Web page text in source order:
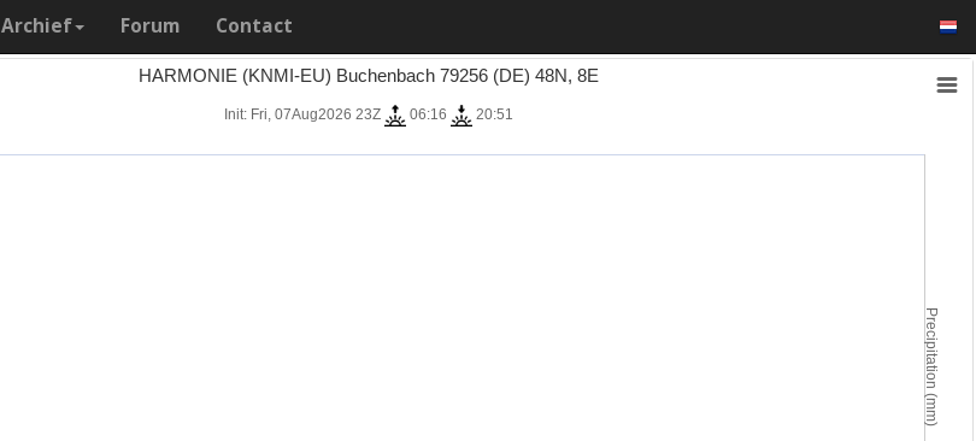
Archief Forum Contact
Precipitation (mm)
HARMONIE (KNMI-EU) Buchenbach 79256 (DE) 48N, 8E
Init: Fri, 07Aug2026 23Z 06:16 20:51